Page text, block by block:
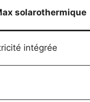
solarothermique
intégrée